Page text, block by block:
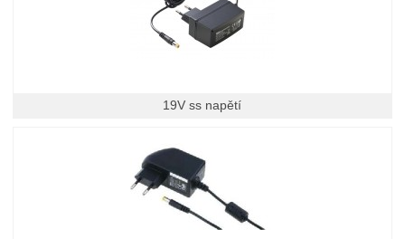
19V ss napětí